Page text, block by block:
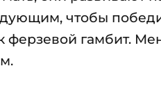
чтобы
ферзевой гамбит.